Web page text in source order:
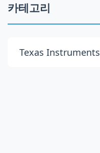
카테고리
Texas Instruments